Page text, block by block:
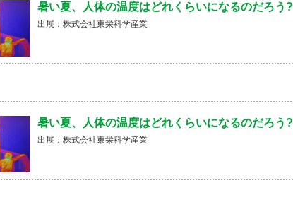
暑い夏、人体の温度はどれくらいになるのだろう?
出展：株式会社東栄科学産業
暑い夏、人体の温度はどれくらいになるのだろう?
出展：株式会社東栄科学産業